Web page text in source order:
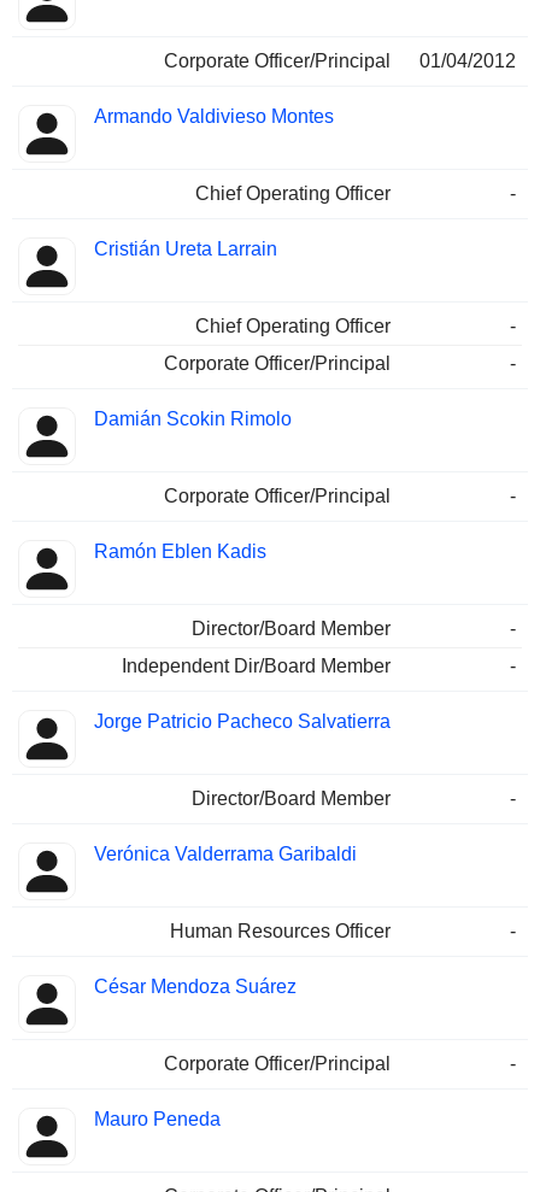
Corporate Officer/Principal 01/04/2012
Armando Valdivieso Montes
Chief Operating Officer -
Cristián Ureta Larrain
Chief Operating Officer
-
Corporate Officer/Principal
-
Damián Scokin Rimolo
Corporate Officer/Principal -
Ramón Eblen Kadis
Director/Board Member
-
Independent Dir/Board Member
-
Jorge Patricio Pacheco Salvatierra
Director/Board Member -
Verónica Valderrama Garibaldi
Human Resources Officer -
César Mendoza Suárez
Corporate Officer/Principal -
Mauro Peneda